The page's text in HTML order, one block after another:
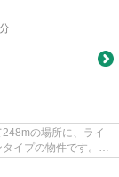
の場所に、ライ
イプの物件です。イ